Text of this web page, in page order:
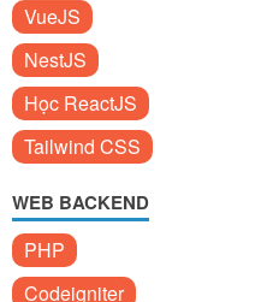
VueJS
NestJS
Học ReactJS
Tailwind CSS
WEB BACKEND
PHP
Codeigniter